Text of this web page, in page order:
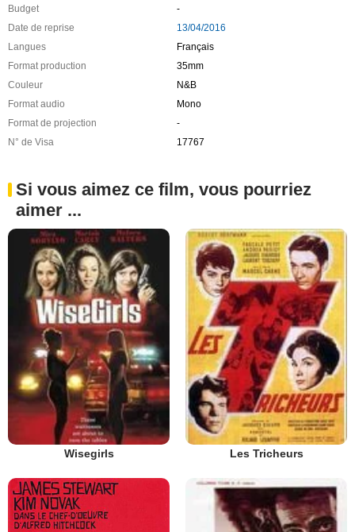
Budget
-
Date de reprise
13/04/2016
Langues
Français
Format production
35mm
Couleur
N&B
Format audio
Mono
Format de projection
-
N° de Visa
17767
Si vous aimez ce film, vous pourriez
aimer ...
Wisegirls Les Tricheurs